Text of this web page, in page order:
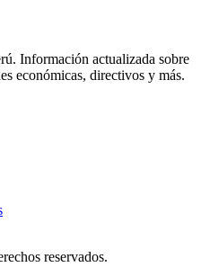
Información actualizada sobre
económicas, directivos y más.
reservados.